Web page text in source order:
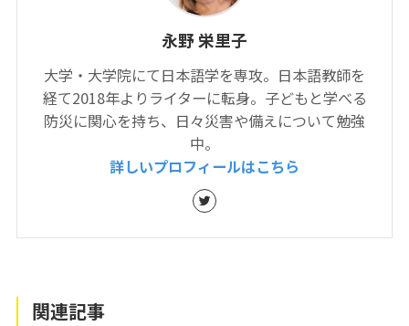
永野 栄里子
大学・大学院にて日本語学を専攻。日本語教師を
経て2018年よりライターに転身。子どもと学べる
防災に関心を持ち、日々災害や備えについて勉強
中。
詳しいプロフィールはこちら
関連記事